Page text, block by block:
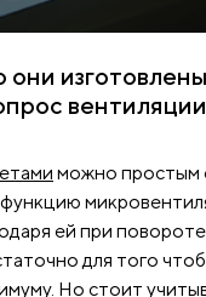
они
можно простым
ей при повороте
для того
Но стоит